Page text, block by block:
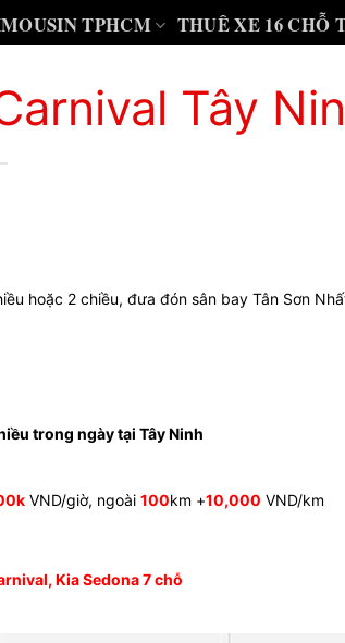
TPHCM THUÊ XE 16 CHỖ
Tây
hoặc 2 chiều, đưa đón sân bay Tân Sơn
trong ngày tại Tây Ninh
VND/giờ, ngoài 100km +10,000 VND/km
Kia Sedona 7 chỗ